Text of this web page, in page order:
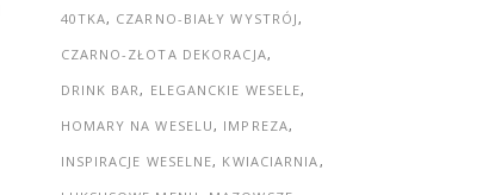
40TKA
CZARNO-BIAŁY WYSTRÓJ
CZARNO-ZŁOTA DEKORACJA
DRINK BAR
ELEGANCKIE WESELE
HOMARY NA WESELU
IMPREZA
INSPIRACJE WESELNE
KWIACIARNIA